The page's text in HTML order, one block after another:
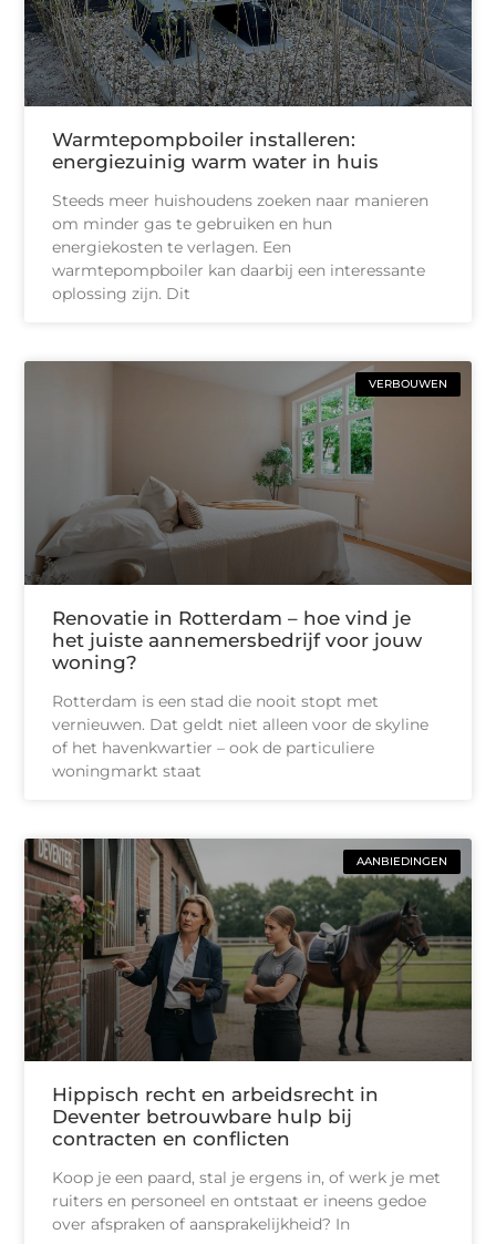
Warmtepompboiler installeren:
energiezuinig warm water in huis
Steeds meer huishoudens zoeken naar manieren
om minder gas te gebruiken en hun
energiekosten te verlagen. Een
warmtepompboiler kan daarbij een interessante
oplossing zijn. Dit
VERBOUWEN
Renovatie in Rotterdam – hoe vind je
het juiste aannemersbedrijf voor jouw
woning?
Rotterdam is een stad die nooit stopt met
vernieuwen. Dat geldt niet alleen voor de skyline
of het havenkwartier – ook de particuliere
woningmarkt staat
AANBIEDINGEN
Hippisch recht en arbeidsrecht in
Deventer betrouwbare hulp bij
contracten en conflicten
Koop je een paard, stal je ergens in, of werk je met
ruiters en personeel en ontstaat er ineens gedoe
over afspraken of aansprakelijkheid? In